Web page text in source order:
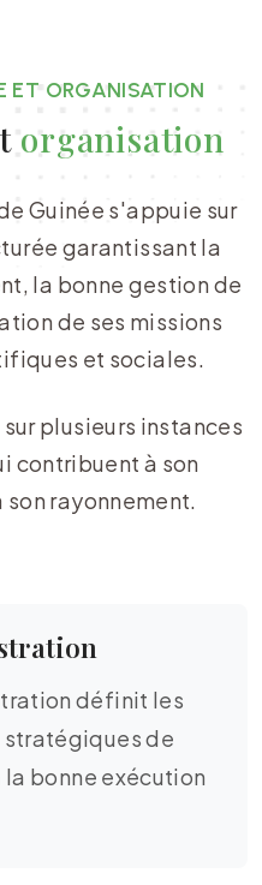
ET ORGANISATION
organisation
Guinée s'appuie sur
garantissant la
la bonne gestion de
de ses missions
et sociales.
plusieurs instances
contribuent à son
rayonnement.
définit les
de
bonne exécution